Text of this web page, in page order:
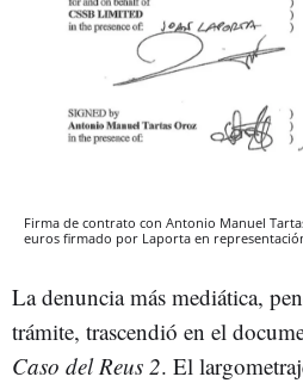
Firma de contrato con Antonio Manuel
euros firmado por Laporta en
La denuncia más mediática,
trámite, trascendió en el
Caso del Reus 2. El